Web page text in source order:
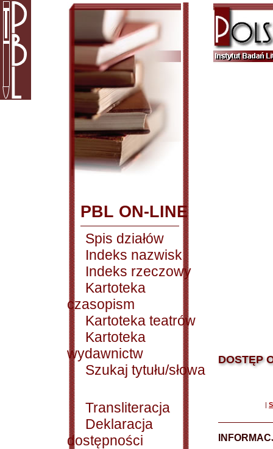
PBL ON-LINE
Spis działów
Indeks nazwisk
Indeks rzeczowy
Kartoteka
czasopism
Kartoteka teatrów
Kartoteka
wydawnictw
Szukaj tytułu/słowa
Transliteracja
Deklaracja
dostępności
DOSTĘP
|